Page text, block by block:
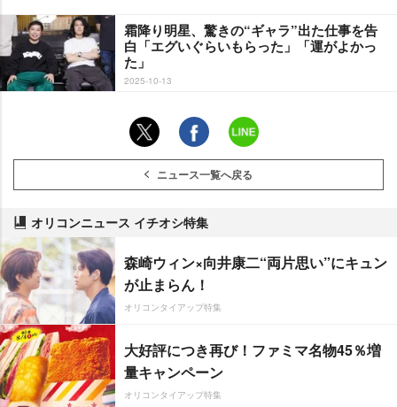
霜降り明星、驚きの“ギャラ”出た仕事を告
白「エグいぐらいもらった」「運がよかっ
た」
2025-10-13
ニュース一覧へ戻る
オリコンニュース イチオシ特集
森崎ウィン×向井康二“両片思い”にキュン
が止まらん！
オリコンタイアップ特集
大好評につき再び！ファミマ名物45％増
量キャンペーン
オリコンタイアップ特集